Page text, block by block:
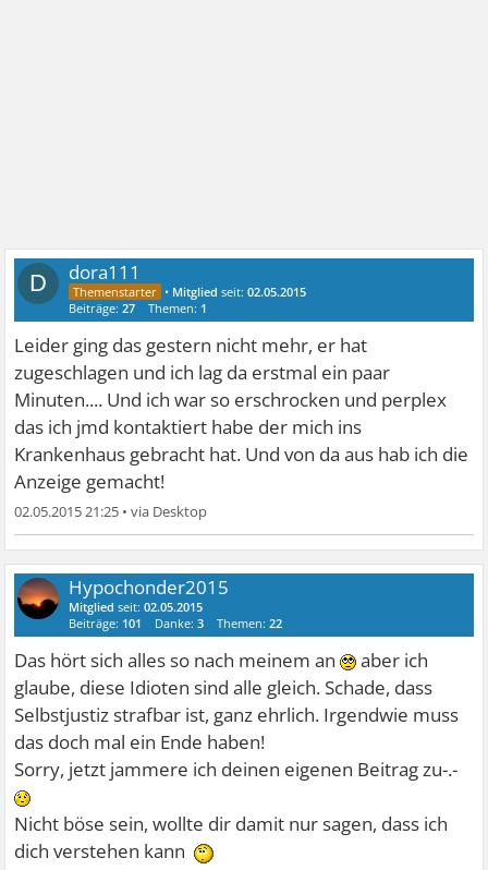
D dora111
• Mitglied seit:02.05.2015
Beiträge:27 Themen: 1
Leider ging das gestern nicht mehr, er hat
zugeschlagen und ich lag da erstmal ein paar
Minuten.... Und ich war so erschrocken und perplex
das ich jmd kontaktiert habe der mich ins
Krankenhaus gebracht hat. Und von da aus hab ich die
Anzeige gemacht!
02.05.2015 21:25 •
Hypochonder2015
Mitglied seit:02.05.2015
Beiträge: 101 Danke:3 Themen:22
Das hört sich alles so nach meinem an
aber ich
glaube, diese Idioten sind alle gleich. Schade, dass
Selbstjustiz strafbar ist, ganz ehrlich. Irgendwie muss
das doch mal ein Ende haben!
Sorry, jetzt jammere ich deinen eigenen Beitrag zu-.-
Nicht böse sein, wollte dir damit nur sagen, dass ich
dich verstehen kann